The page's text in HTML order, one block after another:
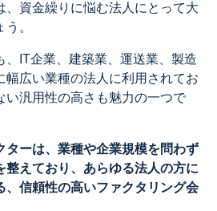
、資金繰りに悩む法人にとって大
。
、IT企業、建築業、運送業、製造
幅広い業種の法人に利用されてお
い汎用性の高さも魅力の一つで
ターは、業種や企業規模を問わず
整えており、あらゆる法人の方に
、信頼性の高いファクタリング会